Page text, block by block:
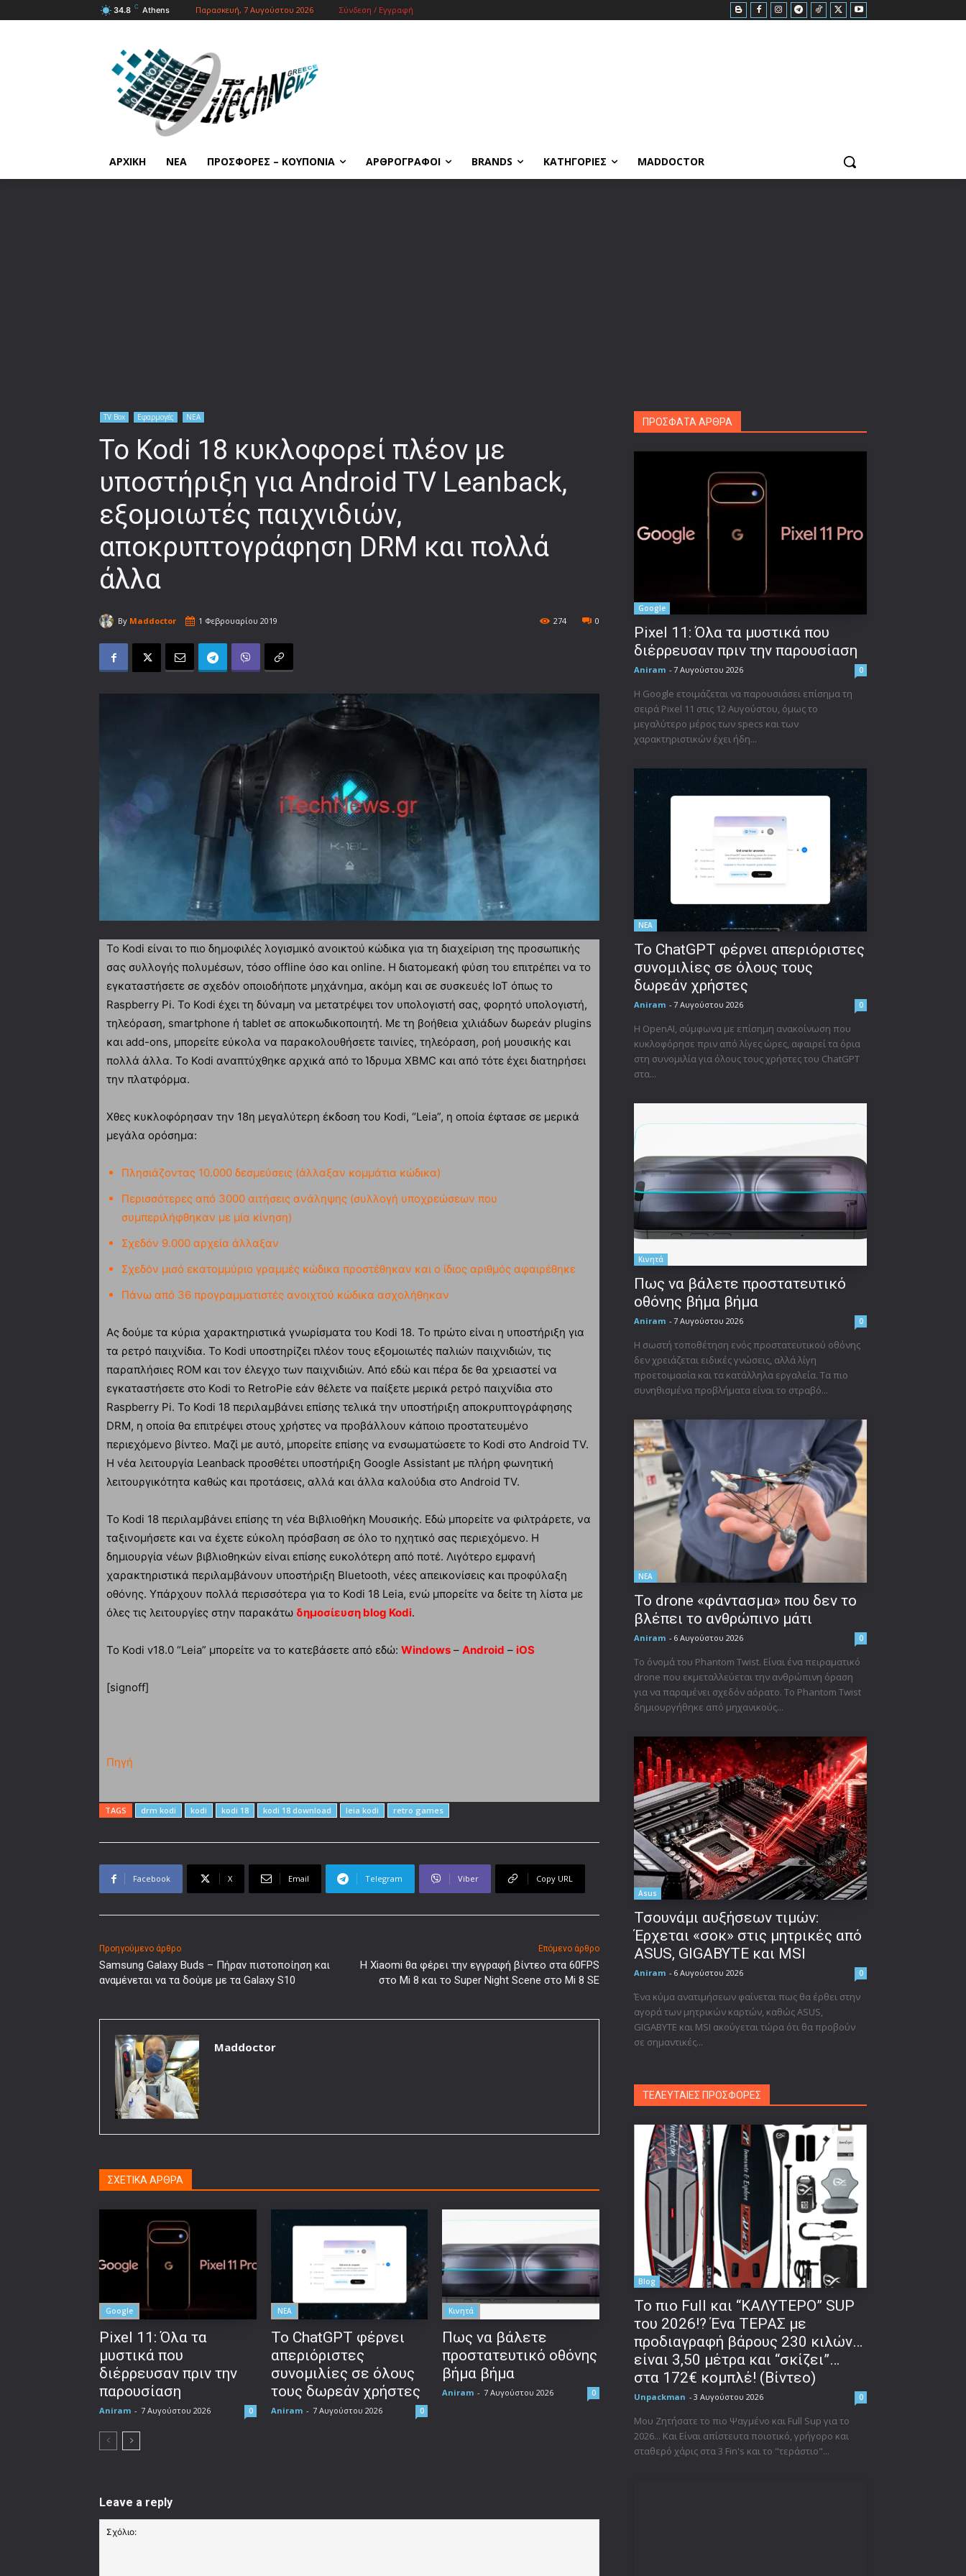
34.8 C Athens Παρασκευή, 7 Αυγούστου 2026 Σύνδεση / Εγγραφή
ΑΡΧΙΚΗ ΝΕΑ ΠΡΟΣΦΟΡΕΣ – ΚΟΥΠΟΝΙΑ ΑΡΘΡΟΓΡΑΦΟΙ BRANDS ΚΑΤΗΓΟΡΙΕΣ MADDOCTOR
TV Box Εφαρμογές ΝΕΑ
Το Kodi 18 κυκλοφορεί πλέον με
υποστήριξη για Android TV Leanback,
εξομοιωτές παιχνιδιών,
αποκρυπτογράφηση DRM και πολλά
άλλα
By Maddoctor 1 Φεβρουαρίου 2019 0
274
Το Kodi είναι το πιο δημοφιλές λογισμικό ανοικτού κώδικα για τη διαχείριση της προσωπικής
σας συλλογής πολυμέσων, τόσο offline όσο και online. Η διατομεακή φύση του επιτρέπει να το
εγκαταστήσετε σε σχεδόν οποιοδήποτε μηχάνημα, ακόμη και σε συσκευές IoT όπως το
Raspberry Pi. Το Kodi έχει τη δύναμη να μετατρέψει τον υπολογιστή σας, φορητό υπολογιστή,
τηλεόραση, smartphone ή tablet σε αποκωδικοποιητή. Με τη βοήθεια χιλιάδων δωρεάν plugins
και add-ons, μπορείτε εύκολα να παρακολουθήσετε ταινίες, τηλεόραση, ροή μουσικής και
πολλά άλλα. Το Kodi αναπτύχθηκε αρχικά από το Ίδρυμα XBMC και από τότε έχει διατηρήσει
την πλατφόρμα.
Χθες κυκλοφόρησαν την 18η μεγαλύτερη έκδοση του Kodi, “Leia”, η οποία έφτασε σε μερικά
μεγάλα ορόσημα:
Πλησιάζοντας 10.000 δεσμεύσεις (άλλαξαν κομμάτια κώδικα)
Περισσότερες από 3000 αιτήσεις ανάληψης (συλλογή υποχρεώσεων που
συμπεριλήφθηκαν με μία κίνηση)
Σχεδόν 9.000 αρχεία άλλαξαν
Σχεδόν μισό εκατομμύριο γραμμές κώδικα προστέθηκαν και ο ίδιος αριθμός αφαιρέθηκε
Πάνω από 36 προγραμματιστές ανοιχτού κώδικα ασχολήθηκαν
Ας δούμε τα κύρια χαρακτηριστικά γνωρίσματα του Kodi 18. Το πρώτο είναι η υποστήριξη για
τα ρετρό παιχνίδια. Το Kodi υποστηρίζει πλέον τους εξομοιωτές παλιών παιχνιδιών, τις
παραπλήσιες ROM και τον έλεγχο των παιχνιδιών. Από εδώ και πέρα ​​δε θα χρειαστεί να
εγκαταστήσετε στο Kodi το RetroPie εάν θέλετε να παίξετε μερικά ρετρό παιχνίδια στο
Raspberry Pi. Το Kodi 18 περιλαμβάνει επίσης τελικά την υποστήριξη αποκρυπτογράφησης
DRM, η οποία θα επιτρέψει στους χρήστες να προβάλλουν κάποιο προστατευμένο
περιεχόμενο βίντεο. Μαζί με αυτό, μπορείτε επίσης να ενσωματώσετε το Kodi στο Android TV.
Η νέα λειτουργία Leanback προσθέτει υποστήριξη Google Assistant με πλήρη φωνητική
λειτουργικότητα καθώς και προτάσεις, αλλά και άλλα καλούδια στο Android TV.
Το Kodi 18 περιλαμβάνει επίσης τη νέα Βιβλιοθήκη Μουσικής. Εδώ μπορείτε να φιλτράρετε, να
ταξινομήσετε και να έχετε εύκολη πρόσβαση σε όλο το ηχητικό σας περιεχόμενο. Η
δημιουργία νέων βιβλιοθηκών είναι επίσης ευκολότερη από ποτέ. Λιγότερο εμφανή
χαρακτηριστικά περιλαμβάνουν υποστήριξη Bluetooth, νέες απεικονίσεις και προφύλαξη
οθόνης. Υπάρχουν πολλά περισσότερα για το Kodi 18 Leia, ενώ μπορείτε να δείτε τη λίστα με
όλες τις λειτουργίες στην παρακάτω δημοσίευση blog Kodi.
Το Kodi v18.0 “Leia” μπορείτε να το κατεβάσετε από εδώ: Windows – Android – iOS
[signoff]
Πηγή
TAGS drm kodi kodi kodi 18 kodi 18 download leia kodi retro games
Facebook X Email Telegram Viber Copy URL
Προηγούμενο άρθρο
Samsung Galaxy Buds – Πήραν πιστοποίηση και
αναμένεται να τα δούμε με τα Galaxy S10
Επόμενο άρθρο
Η Xiaomi θα φέρει την εγγραφή βίντεο στα 60FPS
στο Mi 8 και το Super Night Scene στο Mi 8 SE
Maddoctor
ΣΧΕΤΙΚΑ ΑΡΘΡΑ
Google
Pixel 11: Όλα τα
μυστικά που
διέρρευσαν πριν την
παρουσίαση
Aniram - 7 Αυγούστου 2026 0
ΝΕΑ
Το ChatGPT φέρνει
απεριόριστες
συνομιλίες σε όλους
τους δωρεάν χρήστες
Aniram - 7 Αυγούστου 2026 0
Κινητά
Πως να βάλετε
προστατευτικό οθόνης
βήμα βήμα
Aniram - 7 Αυγούστου 2026 0
Leave a reply
ΠΡΟΣΦΑΤΑ ΑΡΘΡΑ
Google
Pixel 11: Όλα τα μυστικά που
διέρρευσαν πριν την παρουσίαση
Aniram - 7 Αυγούστου 2026 0
Η Google ετοιμάζεται να παρουσιάσει επίσημα τη
σειρά Pixel 11 στις 12 Αυγούστου, όμως το
μεγαλύτερο μέρος των specs και των
χαρακτηριστικών έχει ήδη...
ΝΕΑ
Το ChatGPT φέρνει απεριόριστες
συνομιλίες σε όλους τους
δωρεάν χρήστες
Aniram - 7 Αυγούστου 2026 0
Η OpenAI, σύμφωνα με επίσημη ανακοίνωση που
κυκλοφόρησε πριν από λίγες ώρες, αφαιρεί τα όρια
στη συνομιλία για όλους τους χρήστες του ChatGPT
στα...
Κινητά
Πως να βάλετε προστατευτικό
οθόνης βήμα βήμα
Aniram - 7 Αυγούστου 2026 0
Η σωστή τοποθέτηση ενός προστατευτικού οθόνης
δεν χρειάζεται ειδικές γνώσεις, αλλά λίγη
προετοιμασία και τα κατάλληλα εργαλεία. Τα πιο
συνηθισμένα προβλήματα είναι το στραβό...
ΝΕΑ
Το drone «φάντασμα» που δεν το
βλέπει το ανθρώπινο μάτι
Aniram - 6 Αυγούστου 2026 0
Το όνομά του Phantom Twist. Είναι ένα πειραματικό
drone που εκμεταλλεύεται την ανθρώπινη όραση
για να παραμένει σχεδόν αόρατο. Το Phantom Twist
δημιουργήθηκε από μηχανικούς...
Asus
Τσουνάμι αυξήσεων τιμών:
Έρχεται «σοκ» στις μητρικές από
ASUS, GIGABYTE και MSI
Aniram - 6 Αυγούστου 2026 0
Ένα κύμα ανατιμήσεων φαίνεται πως θα έρθει στην
αγορά των μητρικών καρτών, καθώς ASUS,
GIGABYTE και MSI ακούγεται τώρα ότι θα προβούν
σε σημαντικές...
ΤΕΛΕΥΤΑΙΕΣ ΠΡΟΣΦΟΡΕΣ
Blog
To πιο Full και “ΚΑΛΥΤΕΡΟ” SUP
του 2026!? Ένα ΤΕΡΑΣ με
προδιαγραφή βάρους 230 κιλών…
είναι 3,50 μέτρα και “σκίζει”…
στα 172€ κομπλέ! (Βίντεο)
Unpackman - 3 Αυγούστου 2026 0
Μου Ζητήσατε το πιο Ψαγμένο και Full Sup για το
2026... Και Είναι απίστευτα ποιοτικό, γρήγορο και
σταθερό χάρις στα 3 Fin's και το "τεράστιο"...